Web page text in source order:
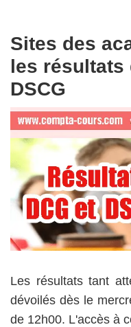
Sites des
les résultats
DSCG
Les résultats tant
dévoilés dès le
de 12h00. L'accès à